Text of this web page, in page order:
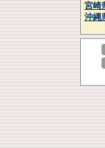
宮崎
沖縄